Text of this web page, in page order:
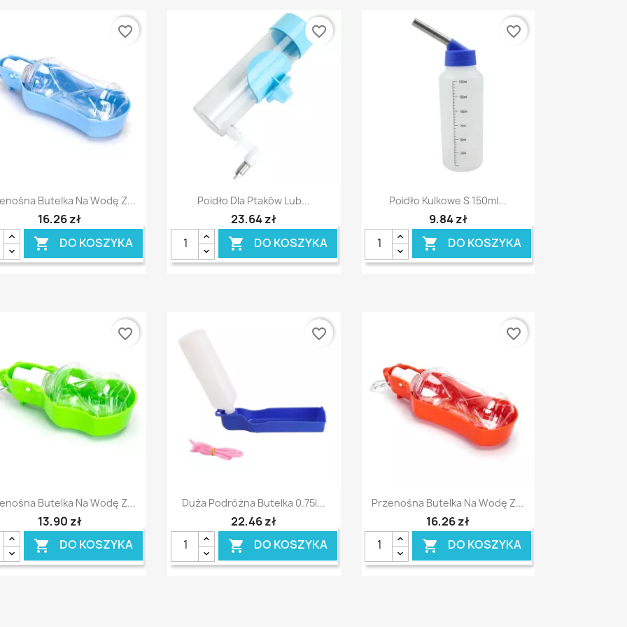
Szybki podgląd
Butelka Na Wodę Z...
16,26 zł
 DO KOSZYKA
favorite_border
Szybki podgląd
Poidło Dla Ptaków Lub...
23,64 zł
 DO KOSZYKA
favorite_border
Szybki podgląd
Poidło Kulkowe S 150ml...
9,84 zł
 DO KOSZYKA
favorite_border
Szybki podgląd
Butelka Na Wodę Z...
13,90 zł
 DO KOSZYKA
favorite_border
Szybki podgląd
Duża Podróżna Butelka 0.75l...
22,46 zł
 DO KOSZYKA
favorite_border
Szybki podgląd
Przenośna Butelka Na Wodę Z...
16,26 zł
 DO KOSZYKA
favorite_border